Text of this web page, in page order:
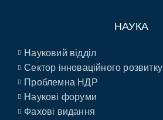
НАУКА
Науковий відділ
Сектор інноваційного розвитку
Проблемна НДР
Наукові форуми
Фахові видання